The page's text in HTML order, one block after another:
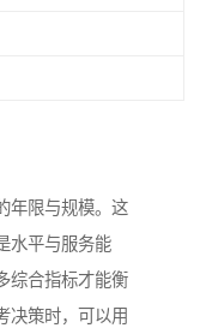
年限与规模。这
水平与服务能
综合指标才能衡
决策时，可以用